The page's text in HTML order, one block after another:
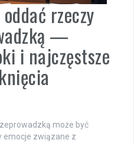
rzeczy
—
i najczęstsze
może być
emocje związane z